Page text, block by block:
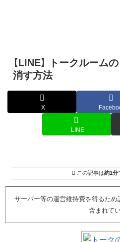
【LINE】 トークルーム
消す方法
X
LINE
この記事は約1分
サーバー等の運営維持費を得るた
含まれて